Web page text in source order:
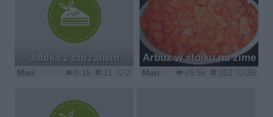
Jablka z chrzanem
8.1k 31 2
Mari
Arbuz w sloiku na zime
45.5k 351 35
Mari